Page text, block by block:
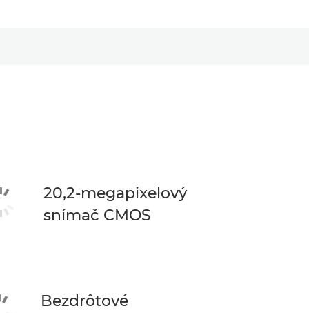
20,2-megapixelový
snímač CMOS
Bezdrôtové